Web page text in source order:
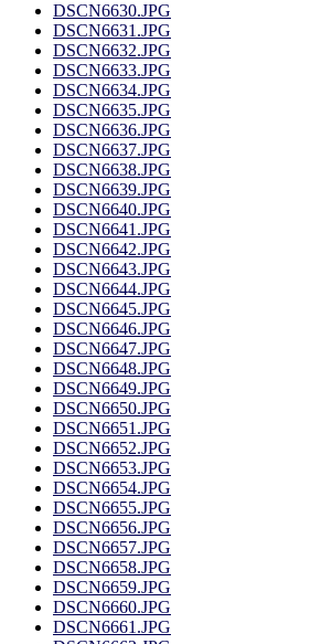
DSCN6630.JPG
DSCN6631.JPG
DSCN6632.JPG
DSCN6633.JPG
DSCN6634.JPG
DSCN6635.JPG
DSCN6636.JPG
DSCN6637.JPG
DSCN6638.JPG
DSCN6639.JPG
DSCN6640.JPG
DSCN6641.JPG
DSCN6642.JPG
DSCN6643.JPG
DSCN6644.JPG
DSCN6645.JPG
DSCN6646.JPG
DSCN6647.JPG
DSCN6648.JPG
DSCN6649.JPG
DSCN6650.JPG
DSCN6651.JPG
DSCN6652.JPG
DSCN6653.JPG
DSCN6654.JPG
DSCN6655.JPG
DSCN6656.JPG
DSCN6657.JPG
DSCN6658.JPG
DSCN6659.JPG
DSCN6660.JPG
DSCN6661.JPG